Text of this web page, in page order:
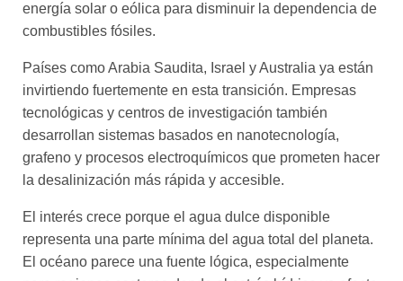
energía solar o eólica para disminuir la dependencia de
combustibles fósiles.
Países como Arabia Saudita, Israel y Australia ya están
invirtiendo fuertemente en esta transición. Empresas
tecnológicas y centros de investigación también
desarrollan sistemas basados en nanotecnología,
grafeno y procesos electroquímicos que prometen hacer
la desalinización más rápida y accesible.
El interés crece porque el agua dulce disponible
representa una parte mínima del agua total del planeta.
El océano parece una fuente lógica, especialmente